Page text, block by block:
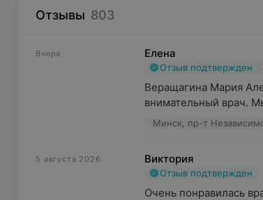
Отзывы 803
Вчера Елена
Отзыв подтвержден
Веращагина Мария
внимательный врач.
Минск, пр-т
5 августа 2026 Виктория
Отзыв подтвержден
Очень понравилась